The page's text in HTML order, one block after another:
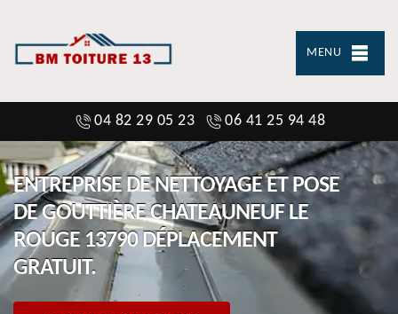
MENU
04 82 29 05 23 06 41 25 94 48
ENTREPRISE DE NETTOYAGE ET POSE
DE GOUTTIÈRE CHATEAUNEUF LE
ROUGE 13790 DÉPLACEMENT
GRATUIT.